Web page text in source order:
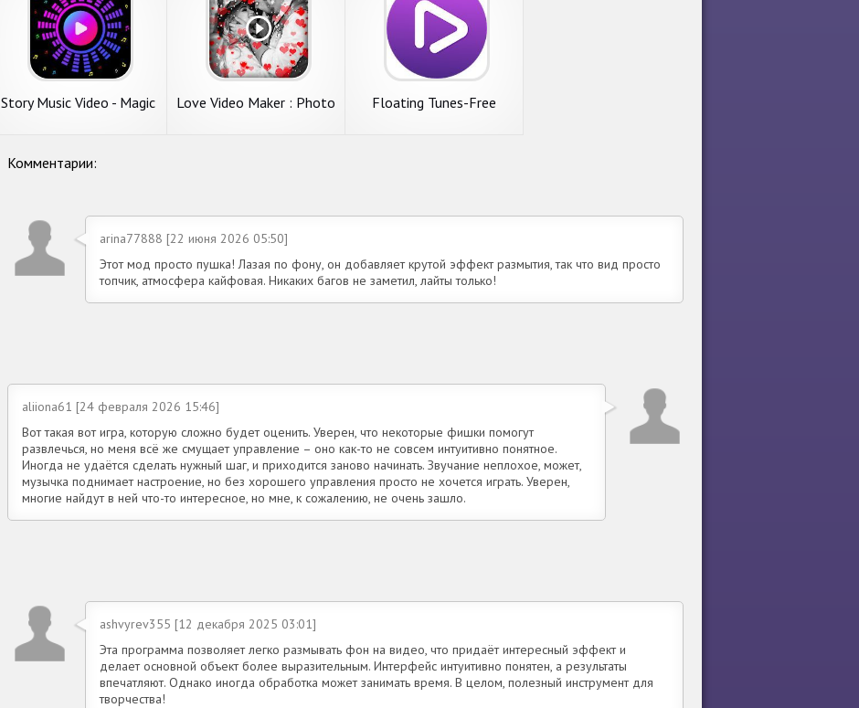
Story Music Video - Magic
Love Video Maker : Photo
Floating Tunes-Free
Комментарии:
arina77888 [22 июня 2026 05:50]
Этот мод просто пушка! Лазая по фону, он добавляет крутой эффект размытия, так что вид просто
топчик, атмосфера кайфовая. Никаких багов не заметил, лайты только!
aliiona61 [24 февраля 2026 15:46]
Вот такая вот игра, которую сложно будет оценить. Уверен, что некоторые фишки помогут
развлечься, но меня всё же смущает управление – оно как-то не совсем интуитивно понятное.
Иногда не удаётся сделать нужный шаг, и приходится заново начинать. Звучание неплохое, может,
музычка поднимает настроение, но без хорошего управления просто не хочется играть. Уверен,
многие найдут в ней что-то интересное, но мне, к сожалению, не очень зашло.
ashvyrev355 [12 декабря 2025 03:01]
Эта программа позволяет легко размывать фон на видео, что придаёт интересный эффект и
делает основной объект более выразительным. Интерфейс интуитивно понятен, а результаты
впечатляют. Однако иногда обработка может занимать время. В целом, полезный инструмент для
творчества!